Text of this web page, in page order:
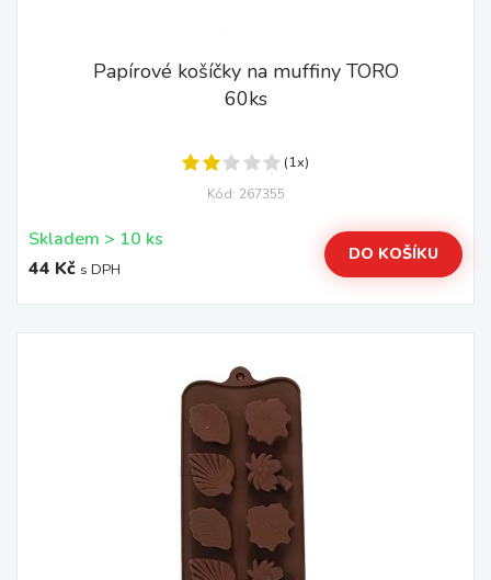
Papírové košíčky na muffiny TORO
60ks
(1x)
Kód: 267355
Skladem > 10 ks
44 Kč s DPH
DO KOŠÍKU